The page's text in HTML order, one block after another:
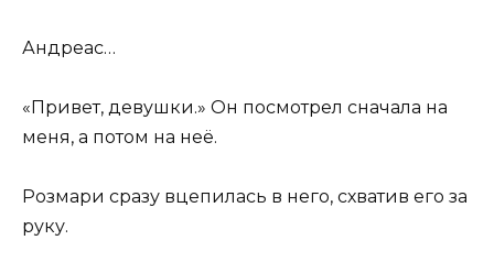
Андреас…
«Привет, девушки.» Он посмотрел сначала на
меня, а потом на неё.
Розмари сразу вцепилась в него, схватив его за
руку.